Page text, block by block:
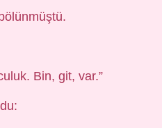
Bin, git, var.”